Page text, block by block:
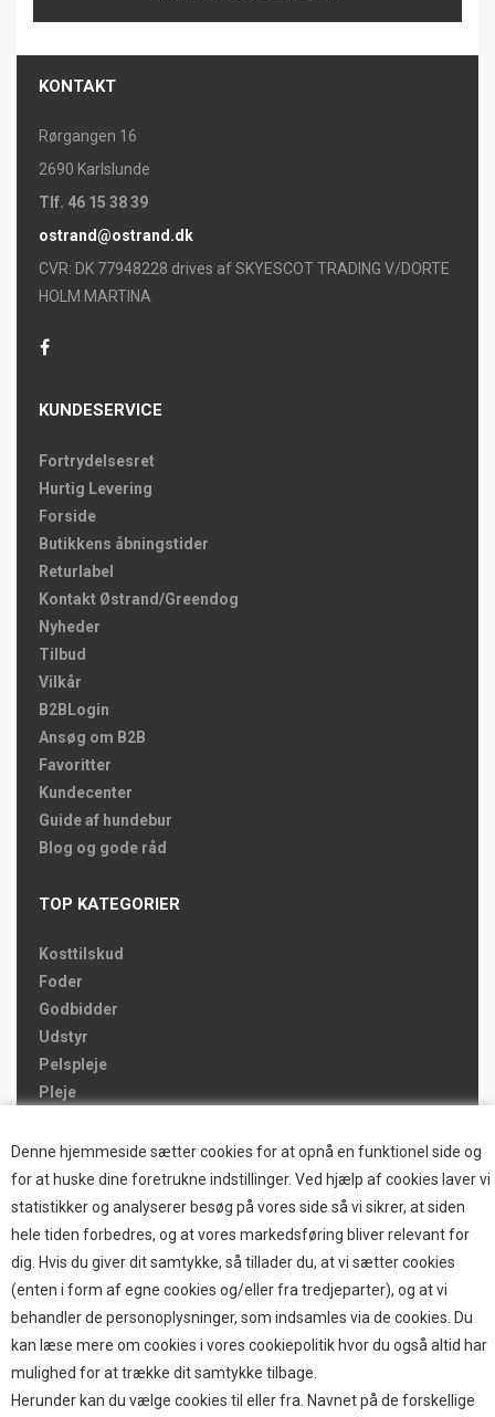
Denne hjemmeside sætter cookies for at opnå en funktionel side og
for at huske dine foretrukne indstillinger. Ved hjælp af cookies laver vi
statistikker og analyserer besøg på vores side så vi sikrer, at siden
hele tiden forbedres, og at vores markedsføring bliver relevant for
dig. Hvis du giver dit samtykke, så tillader du, at vi sætter cookies
(enten i form af egne cookies og/eller fra tredjeparter), og at vi
behandler de personoplysninger, som indsamles via de cookies. Du
kan læse mere om cookies i vores cookiepolitik hvor du også altid har
mulighed for at trække dit samtykke tilbage.
Herunder kan du vælge cookies til eller fra. Navnet på de forskellige
KONTAKT
Rørgangen 16
2690 Karlslunde
Tlf. 46 15 38 39
ostrand@ostrand.dk
CVR: DK 77948228 drives af SKYESCOT TRADING V/DORTE
HOLM MARTINA
KUNDESERVICE
Fortrydelsesret
Hurtig Levering
Forside
Butikkens åbningstider
Returlabel
Kontakt Østrand/Greendog
Nyheder
Tilbud
Vilkår
B2BLogin
Ansøg om B2B
Favoritter
Kundecenter
Guide af hundebur
Blog og gode råd
TOP KATEGORIER
Kosttilskud
Foder
Godbidder
Udstyr
Pelspleje
Pleje
Brands
TOP BRANDS
HOKAMIX
HVALPESTART RAIZUP
Thule hundbure
GRAU
STARMARK
VARIOCAGE-MIMSAFE